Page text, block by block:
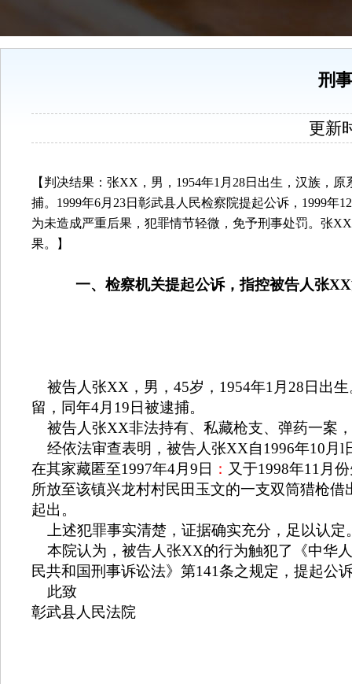
刑
更新
【判决结果：张XX ，男， 1954年1 月 28日出生，汉族，原
捕。 1999年6月 23日彰武县人民检察院提起公诉， 1999年12
为未造成严重后果，犯罪情节轻微，免予刑事处罚。张XX
果。】
一、检察机关提起公诉，指控被告人张XX
被告人张XX ，男， 45岁， 1954年1 月 28 日出
留，同年4月 19 日被逮捕。
被告人张XX非法持有、私藏枪支、弹药一案
经依法审查表明，被告人张XX自1996年10 月 l
在其家藏匿至1997年4月 9 日 ： 又于1998年11 月
所放至该镇兴龙村村民田玉文的一支双筒猎枪
起出。
上述犯罪事实清楚，证据确实充分，足以认定
本院认为，被告人张XX的行为触犯了《中华
民共和国刑事诉讼法》第141条之规定，提起公
此致
彰武县人民法院